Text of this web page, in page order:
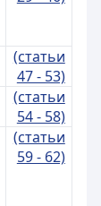
(статьи
47 - 53)
(статьи
54 - 58)
(статьи
59 - 62)